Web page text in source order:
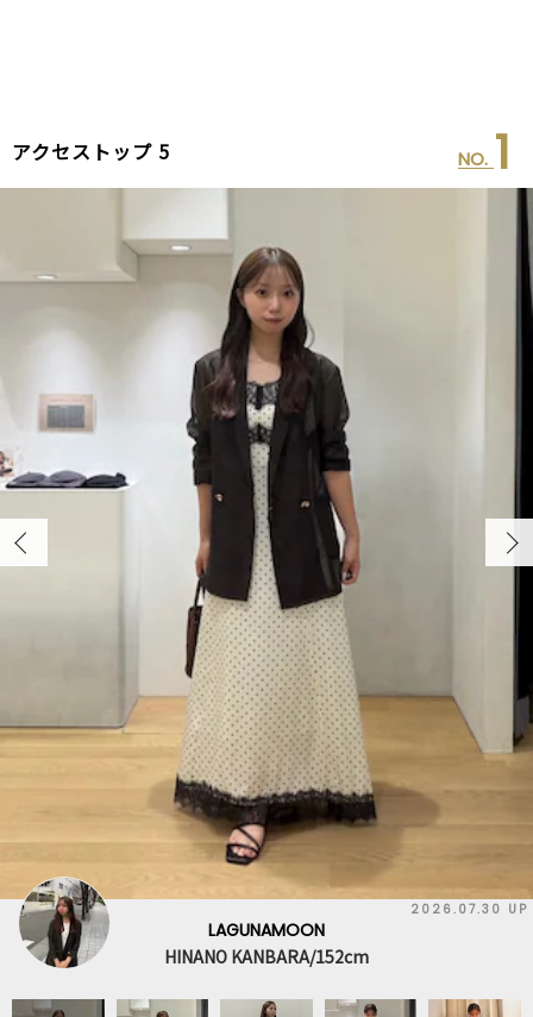
アクセストップ 5 NO. 2
2026.07.30 UP
LAGUNAMOON
HINANO KANBARA/152cm